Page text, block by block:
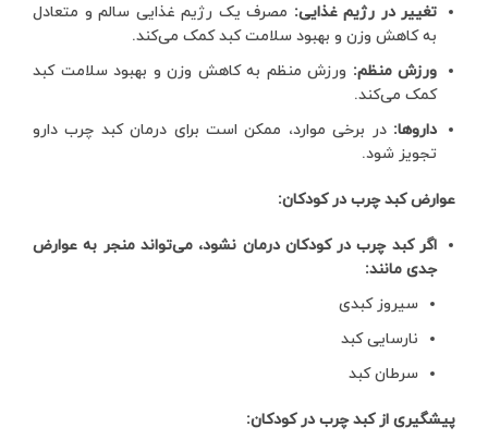
تغییر در رژیم غذایی: مصرف یک رژیم غذایی سالم و متعادل
به کاهش وزن و بهبود سلامت کبد کمک می‌کند.
ورزش منظم: ورزش منظم به کاهش وزن و بهبود سلامت کبد
کمک می‌کند.
داروها: در برخی موارد، ممکن است برای درمان کبد چرب دارو
تجویز شود.
عوارض کبد چرب در کودکان:
اگر کبد چرب در کودکان درمان نشود، می‌تواند منجر به عوارض
جدی مانند:
سیروز کبدی
نارسایی کبد
سرطان کبد
پیشگیری از کبد چرب در کودکان: